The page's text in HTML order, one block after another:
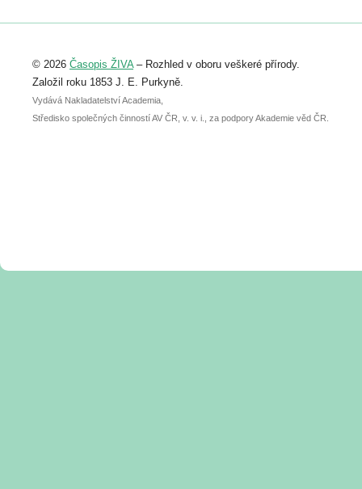
Registrovat se můžete do 6. září.
abstraktu přihlášené přednášky nebo
posteru je už 30. června.
© 2026 Časopis ŽIVA– Rozhled v oboru veškeré přírody.
Založil roku 1853 J. E. Purkyně.
Vydává Nakladatelství Academia,
Středisko společných činností AV ČR, v. v. i., za podpory Akademie věd ČR.